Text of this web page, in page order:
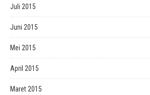
Juli 2015
Juni 2015
Mei 2015
April 2015
Maret 2015